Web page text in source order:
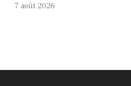
7 août 2026